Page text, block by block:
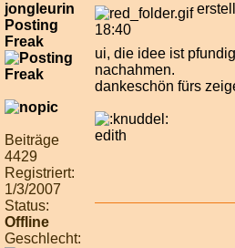
jongleurin
Posting
Freak
Beiträge
4429
Registriert:
1/3/2007
Status:
Offline
Geschlecht:
18:40
ui, die idee ist
nachahmen.
dankeschön fürs
edith